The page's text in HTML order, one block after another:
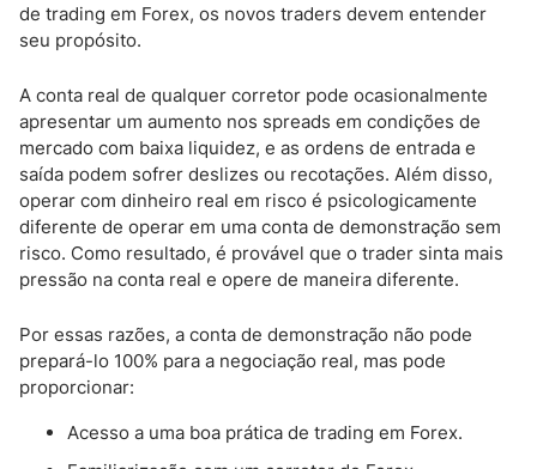
de trading em Forex, os novos traders devem entender
seu propósito.
A conta real de qualquer corretor pode ocasionalmente
apresentar um aumento nos spreads em condições de
mercado com baixa liquidez, e as ordens de entrada e
saída podem sofrer deslizes ou recotações. Além disso,
operar com dinheiro real em risco é psicologicamente
diferente de operar em uma conta de demonstração sem
risco. Como resultado, é provável que o trader sinta mais
pressão na conta real e opere de maneira diferente.
Por essas razões, a conta de demonstração não pode
prepará-lo 100% para a negociação real, mas pode
proporcionar:
Acesso a uma boa prática de trading em Forex.